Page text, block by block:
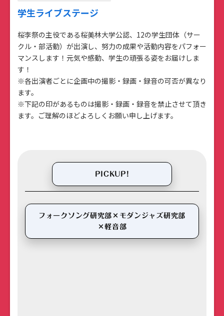
学生ライブステージ
桜李祭の主役である桜美林大学公認、12の学生団体（サー
クル・部活動）が出演し、努力の成果や活動内容をパフォー
マンスします！元気や感動、学生の頑張る姿をお届けしま
す！
※各出演者ごとに企画中の撮影・録画・録音の可否が異なり
ます。
※下記の印があるものは撮影・録画・録音を禁止させて頂き
ます。ご理解のほどよろしくお願い申し上げます。
PICKUP!
フォークソング研究部×モダンジャズ研究部
×軽音部